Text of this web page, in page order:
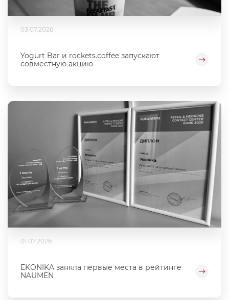
03.07.2026
Yogurt Bar и rockets.coffee запускают
совместную акцию
01.07.2026
EKONIKA заняла первые места в рейтинге
NAUMEN